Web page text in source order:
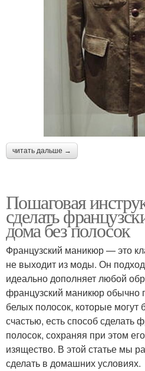
читать дальше →
Пошаговая
сделать
дома без полосок
Французский маникюр — это
не выходит из моды. Он
идеально дополняет любой
французский маникюр обычно
белых полосок, которые могут
счастью, есть способ сделать
полосок, сохраняя при этом
изящество. В этой статье мы
сделать в домашних условиях.